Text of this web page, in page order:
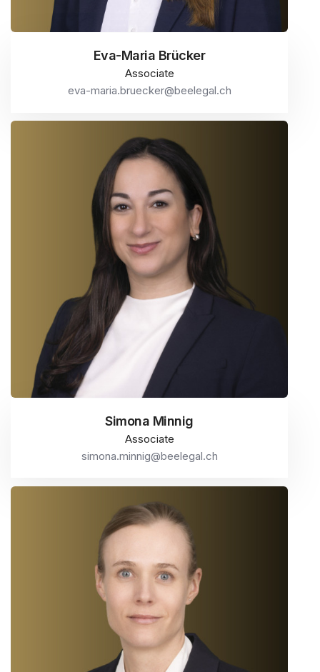
Eva-Maria Brücker
Associate
eva-maria.bruecker@beelegal.ch
Simona Minnig
Associate
simona.minnig@beelegal.ch